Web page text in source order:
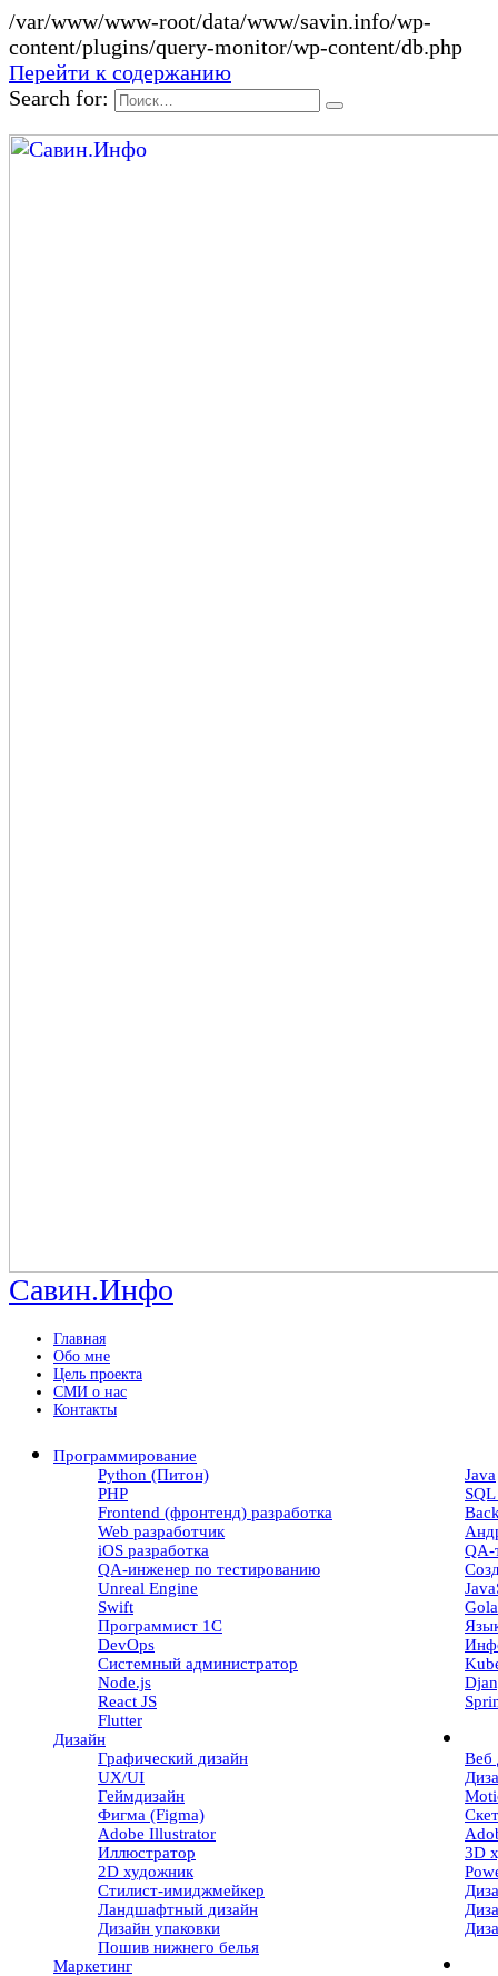
/var/www/www-root/data/www/savin.info/wp-
content/plugins/query-monitor/wp-content/db.php
Перейти к содержанию
Search for:
Савин.Инфо
Главная
Обо мне
Цель проекта
СМИ о нас
Контакты
Программирование
Python (Питон)
Java
PHP
Frontend (фронтенд) разработка
Web разработчик
iOS разработка
QA-
QA-инженер по тестированию
Unreal Engine
Swift
Программист 1С
DevOps
Системный администратор
Node.js
React JS
Flutter
Дизайн
Графический дизайн
Веб
UX/UI
Геймдизайн
Фигма (Figma)
Adobe Illustrator
Иллюстратор
3D
2D художник
Стилист-имиджмейкер
Ландшафтный дизайн
Дизайн упаковки
Пошив нижнего белья
Маркетинг